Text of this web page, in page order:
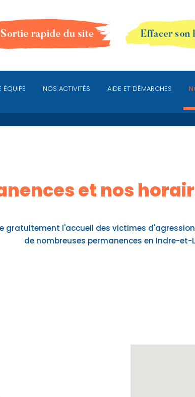
ÉQUIPE NOS ACTIVITÉS AIDE ET DÉMARCHES
et nos
gratuitement l'accueil des victimes
de nombreuses permanences en Indre-et-